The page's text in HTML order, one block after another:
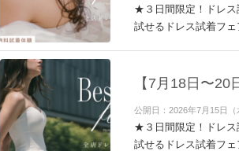
★３日間限定！ドレス
試せるドレス試着フ
【7月18日〜
公開日：2026年7月15日（
★３日間限定！ドレス
試せるドレス試着フ